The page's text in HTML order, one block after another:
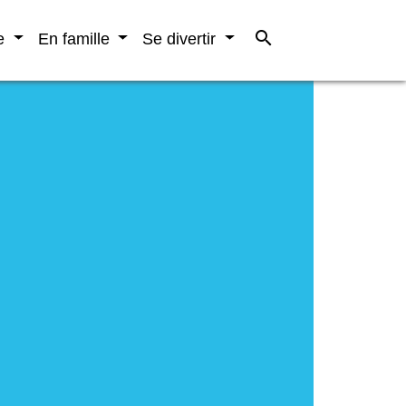
En famille Se divertir search